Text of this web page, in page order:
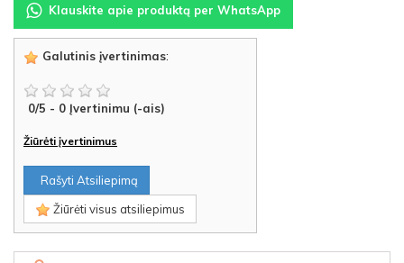
Klauskite apie produktą per WhatsApp
Galutinis įvertinimas:
0/5 - 0 Įvertinimu (-ais)
Žiūrėti įvertinimus
Rašyti Atsiliepimą
Žiūrėti visus atsiliepimus